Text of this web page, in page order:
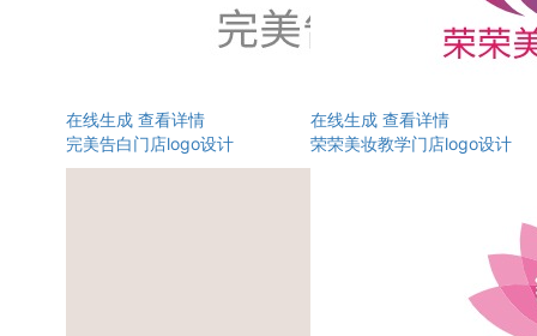
在线生成 查看详情
完美告白门店logo设计
在线生成 查看详情
荣荣美妆教学门店logo设计